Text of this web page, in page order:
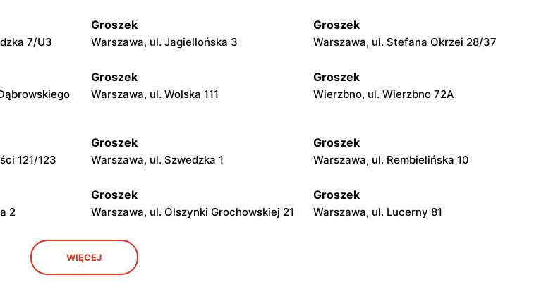
7/U3
Groszek
Warszawa, ul. Jagiellońska 3
Groszek
Warszawa, ul. Stefana Okrzei 28/37
Groszek
Warszawa, ul. Wolska 111
Groszek
Wierzbno, ul. Wierzbno 72A
121/123
Groszek
Warszawa, ul. Szwedzka 1
Groszek
Warszawa, ul. Rembielińska 10
2
Groszek
Warszawa, ul. Olszynki Grochowskiej 21
Groszek
Warszawa, ul. Lucerny 81
Groszek
Babice Nowe, ul. Warszawska 278
WIĘCEJ